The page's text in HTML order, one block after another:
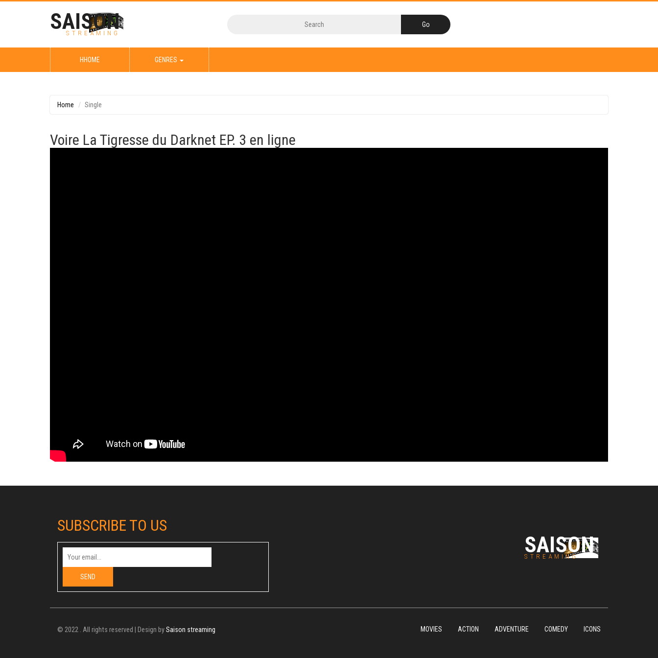
SAISON
STREAMING
HHOME GENRES
Home Single
Voire La Tigresse du Darknet EP. 3 en ligne
SUBSCRIBE TO US
SAISON
STREAMING
© 2022 . All rights reserved | Design bySaison streaming MOVIES ACTION ADVENTURE COMEDY ICONS